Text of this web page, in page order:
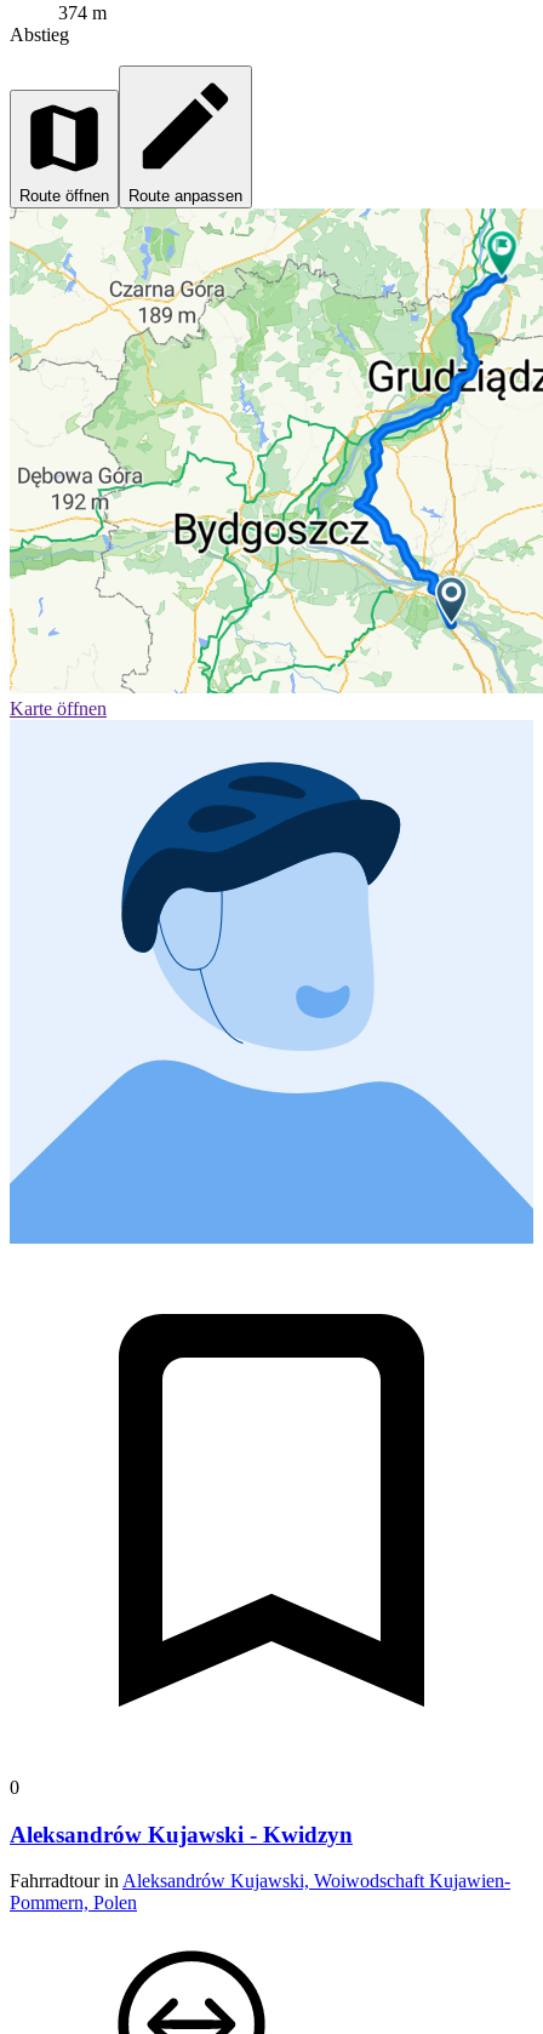
374 m
Abstieg
Route öffnen Route anpassen
Karte öffnen
0
Aleksandrów Kujawski - Kwidzyn
Fahrradtour inAleksandrów Kujawski, Woiwodschaft Kujawien-
Pommern, Polen